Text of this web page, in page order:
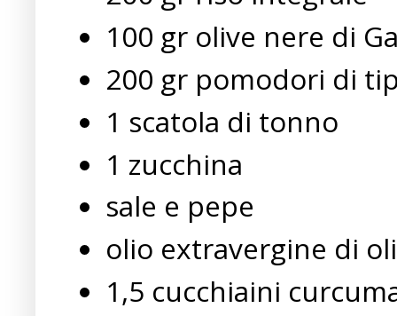
100 gr olive nere di
200 gr pomodori di
1 scatola di tonno
1 zucchina
sale e pepe
olio extravergine di
1,5 cucchiaini